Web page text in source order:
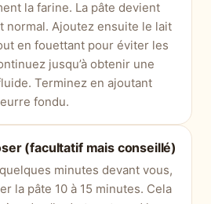
la farine. La pâte devient
normal. Ajoutez ensuite le lait
en fouettant pour éviter les
jusqu’à obtenir une
Terminez en ajoutant
fondu.
(facultatif mais conseillé)
minutes devant vous,
la pâte 10 à 15 minutes. Cela